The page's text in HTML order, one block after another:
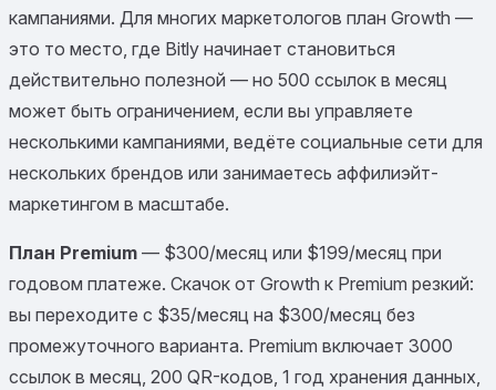
кампаниями. Для многих маркетологов план Growth —
это то место, где Bitly начинает становиться
действительно полезной — но 500 ссылок в месяц
может быть ограничением, если вы управляете
несколькими кампаниями, ведёте социальные сети для
нескольких брендов или занимаетесь аффилиэйт-
маркетингом в масштабе.
План Premium — $300/месяц или $199/месяц при
годовом платеже. Скачок от Growth к Premium резкий:
вы переходите с $35/месяц на $300/месяц без
промежуточного варианта. Premium включает 3000
ссылок в месяц, 200 QR-кодов, 1 год хранения данных,